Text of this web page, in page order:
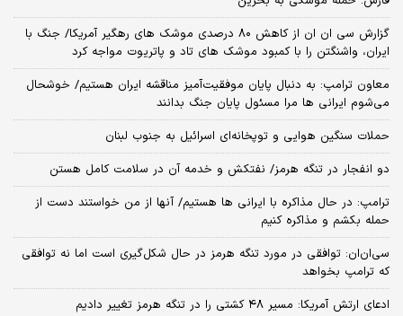
گزارش سی ان ان از کاهش ۸۰ درصدی موشک های رهگیر آمریکا/ جنگ با
ایران، واشنگتن را با کمبود موشک های تاد و پاتریوت مواجه کرد
معاون ترامپ: به دنبال پایان موفقیت‌آمیز مناقشه ایران هستیم/ خوشحال
می‌شوم ایرانی ها مرا مسئول پایان جنگ بدانند
حملات سنگین هوایی و توپخانه‌ای اسرائیل به جنوب لبنان
دو انفجار در تنگه هرمز/ نفتکش و خدمه آن در سلامت کامل هستن
ترامپ: در حال مذاکره با ایرانی ها هستیم/ آنها از من خواستند دست از
حمله بکشم و مذاکره کنیم
سی‌ان‌ان: توافقی در مورد تنگه هرمز در حال شکل‌گیری است اما نه توافقی
که ترامپ بخواهد
ادعای ارتش آمریکا: مسیر ۴۸ کشتی را در تنگه هرمز تغییر دادیم